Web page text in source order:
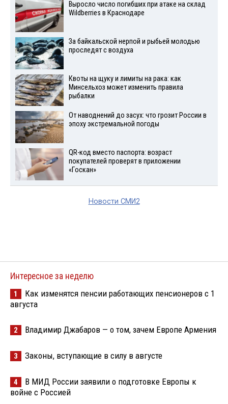
Выросло число погибших при атаке на склад
Wildberries в Краснодаре
За байкальской нерпой и рыбьей молодью
проследят с воздуха
Квоты на щуку и лимиты на рака: как
Минсельхоз может изменить правила
рыбалки
От наводнений до засух: что грозит России в
эпоху экстремальной погоды
QR-код вместо паспорта: возраст
покупателей проверят в приложении
«Госкан»
Новости СМИ2
Интересное за неделю
1
Как изменятся пенсии работающих пенсионеров с 1
августа
2 Владимир Джабаров — о том, зачем Европе Армения
3 Законы, вступающие в силу в августе
4
В МИД России заявили о подготовке Европы к
войне с Россией